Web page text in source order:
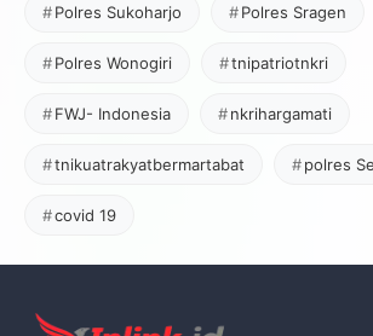
Polres Sukoharjo Polres Sragen
Polres Wonogiri tnipatriotnkri
FWJ- Indonesia nkrihargamati
tnikuatrakyatbermartabat polres
covid 19